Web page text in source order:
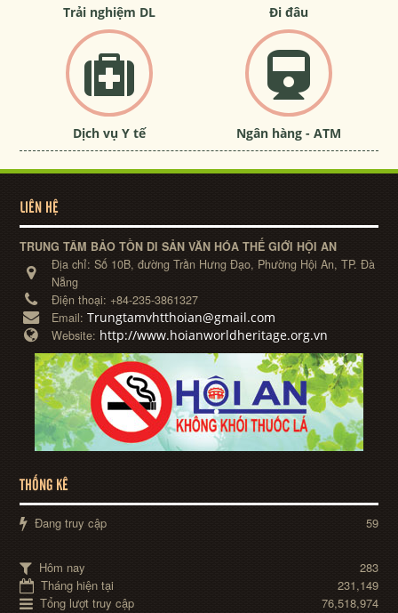
Trải nghiệm DL Đi đâu
Dịch vụ Y tế Ngân hàng - ATM
LIÊN HỆ
TRUNG TÂM BẢO TỒN DI SẢN VĂN HÓA THẾ GIỚI HỘI AN
Địa chỉ:Số 10B, đường Trần Hưng Đạo, Phường Hội An, TP. Đà
Nẵng
Điện thoại: +84-235-3861327
Email:Trungtamvhtthoian@gmail.com
Website: http://www.hoianworldheritage.org.vn
THỐNG KÊ
Đang truy cập 59
Hôm nay
283
Tháng hiện tại
231,149
Tổng lượt truy cập
76,518,974